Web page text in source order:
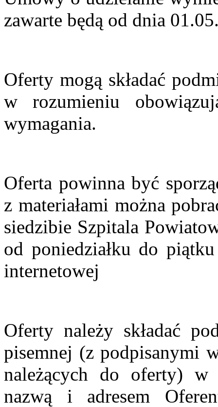
zawarte będą od dnia
Oferty mogą składać
w rozumieniu
wymagania.
Oferta powinna być
z materiałami można
siedzibie Szpitala
od poniedziałku do
internetowej
Oferty należy składać
pisemnej (z podpisanymi
należących do oferty) w
nazwą i adresem